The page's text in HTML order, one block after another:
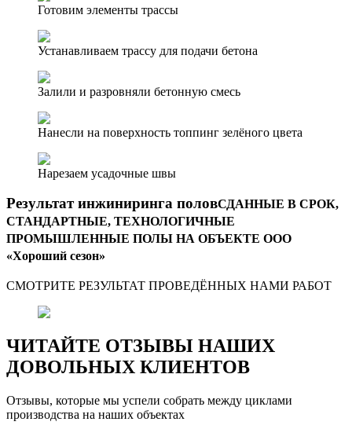
Готовим элементы трассы
Устанавливаем трассу для подачи бетона
Залили и разровняли бетонную смесь
Нанесли на поверхность топпинг зелёного цвета
Нарезаем усадочные швы
Результат инжиниринга половСДАННЫЕ В СРОК,
СТАНДАРТНЫЕ, ТЕХНОЛОГИЧНЫЕ
ПРОМЫШЛЕННЫЕ ПОЛЫ НА ОБЪЕКТЕ ООО
«Хороший сезон»
СМОТРИТЕ РЕЗУЛЬТАТ ПРОВЕДЁННЫХ НАМИ РАБОТ
ЧИТАЙТЕ ОТЗЫВЫ НАШИХ
ДОВОЛЬНЫХ КЛИЕНТОВ
Отзывы, которые мы успели собрать между циклами
производства на наших объектах